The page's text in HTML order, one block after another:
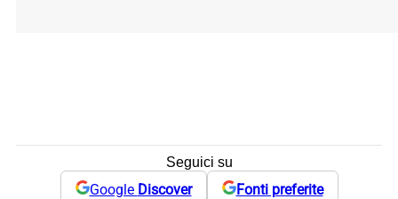
Seguici su
Google Discover Fonti preferite